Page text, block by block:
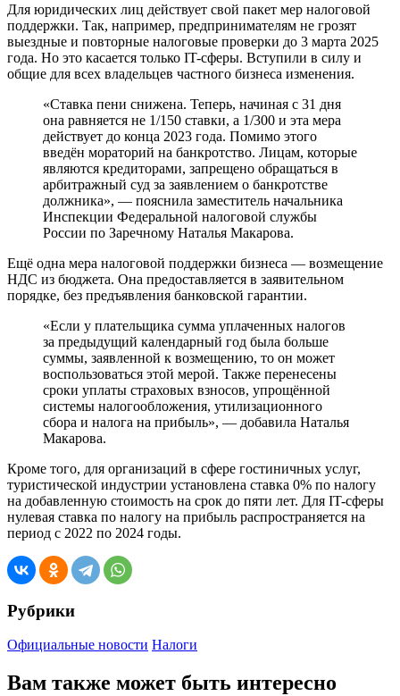
Для юридических лиц действует свой пакет мер налоговой
поддержки. Так, например, предпринимателям не грозят
выездные и повторные налоговые проверки до 3 марта 2025
года. Но это касается только IT-сферы. Вступили в силу и
общие для всех владельцев частного бизнеса изменения.
«Ставка пени снижена. Теперь, начиная с 31 дня
она равняется не 1/150 ставки, а 1/300 и эта мера
действует до конца 2023 года. Помимо этого
введён мораторий на банкротство. Лицам, которые
являются кредиторами, запрещено обращаться в
арбитражный суд за заявлением о банкротстве
должника», — пояснила заместитель начальника
Инспекции Федеральной налоговой службы
России по Заречному Наталья Макарова.
Ещё одна мера налоговой поддержки бизнеса — возмещение
НДС из бюджета. Она предоставляется в заявительном
порядке, без предъявления банковской гарантии.
«Если у плательщика сумма уплаченных налогов
за предыдущий календарный год была больше
суммы, заявленной к возмещению, то он может
воспользоваться этой мерой. Также перенесены
сроки уплаты страховых взносов, упрощённой
системы налогообложения, утилизационного
сбора и налога на прибыль», — добавила Наталья
Макарова.
Кроме того, для организаций в сфере гостиничных услуг,
туристической индустрии установлена ставка 0% по налогу
на добавленную стоимость на срок до пяти лет. Для IT-сферы
нулевая ставка по налогу на прибыль распространяется на
период с 2022 по 2024 годы.
Рубрики
Официальные новости Налоги
Вам также может быть интересно